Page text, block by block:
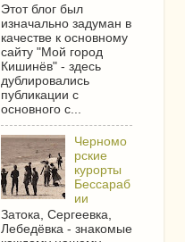
Этот блог был
изначально задуман в
качестве к основному
сайту "Мой город
Кишинёв" - здесь
дублировались
публикации с
основного с...
Черномо
рские
курорты
Бессараб
ии
Затока, Сергеевка,
Лебедёвка - знакомые